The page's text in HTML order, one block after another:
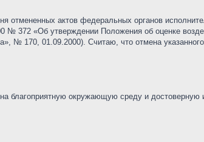
отмененных актов федеральных органов
№ 372 «Об утверждении Положения об оценке
№ 170, 01.09.2000). Считаю, что отмена
на благоприятную окружающую среду и